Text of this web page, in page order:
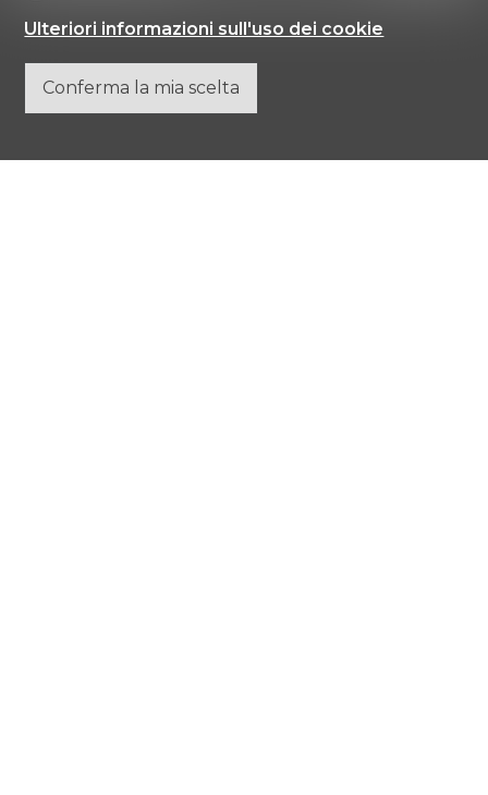
Ulteriori informazioni sull'uso dei cookie
Conferma la mia scelta